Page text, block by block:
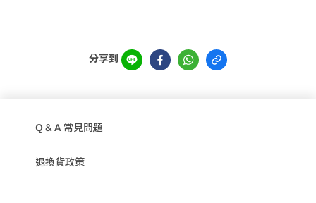
分享到
Q & A 常見問題
退換貨政策